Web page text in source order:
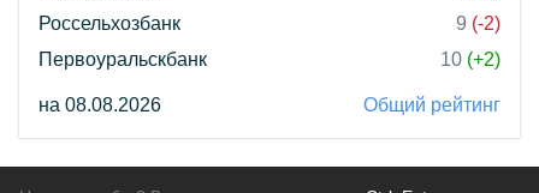
Россельхозбанк
9 (-2)
Первоуральскбанк
10 (+2)
на 08.08.2026 Общий рейтинг